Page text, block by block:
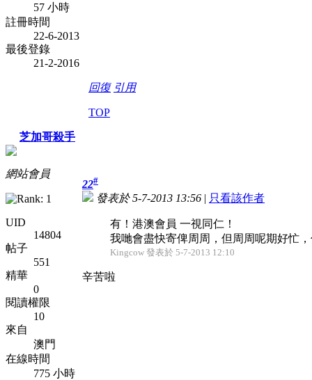
57 小時
註冊時間
22-6-2013
最後登錄
21-2-2016
回復 引用
TOP
芝加哥殺手
網站會員
UID
14804
帖子
551
精華
0
閱讀權限
10
來自
澳門
在線時間
775 小時
22#
發表於 5-7-2013 13:56 | 只看該作者
有！港澳會員 一視同仁！
我哋會盡快寄俾周周，但周周呢期好忙
Kingcow 發表於 5-7-2013 12:10
辛苦啦